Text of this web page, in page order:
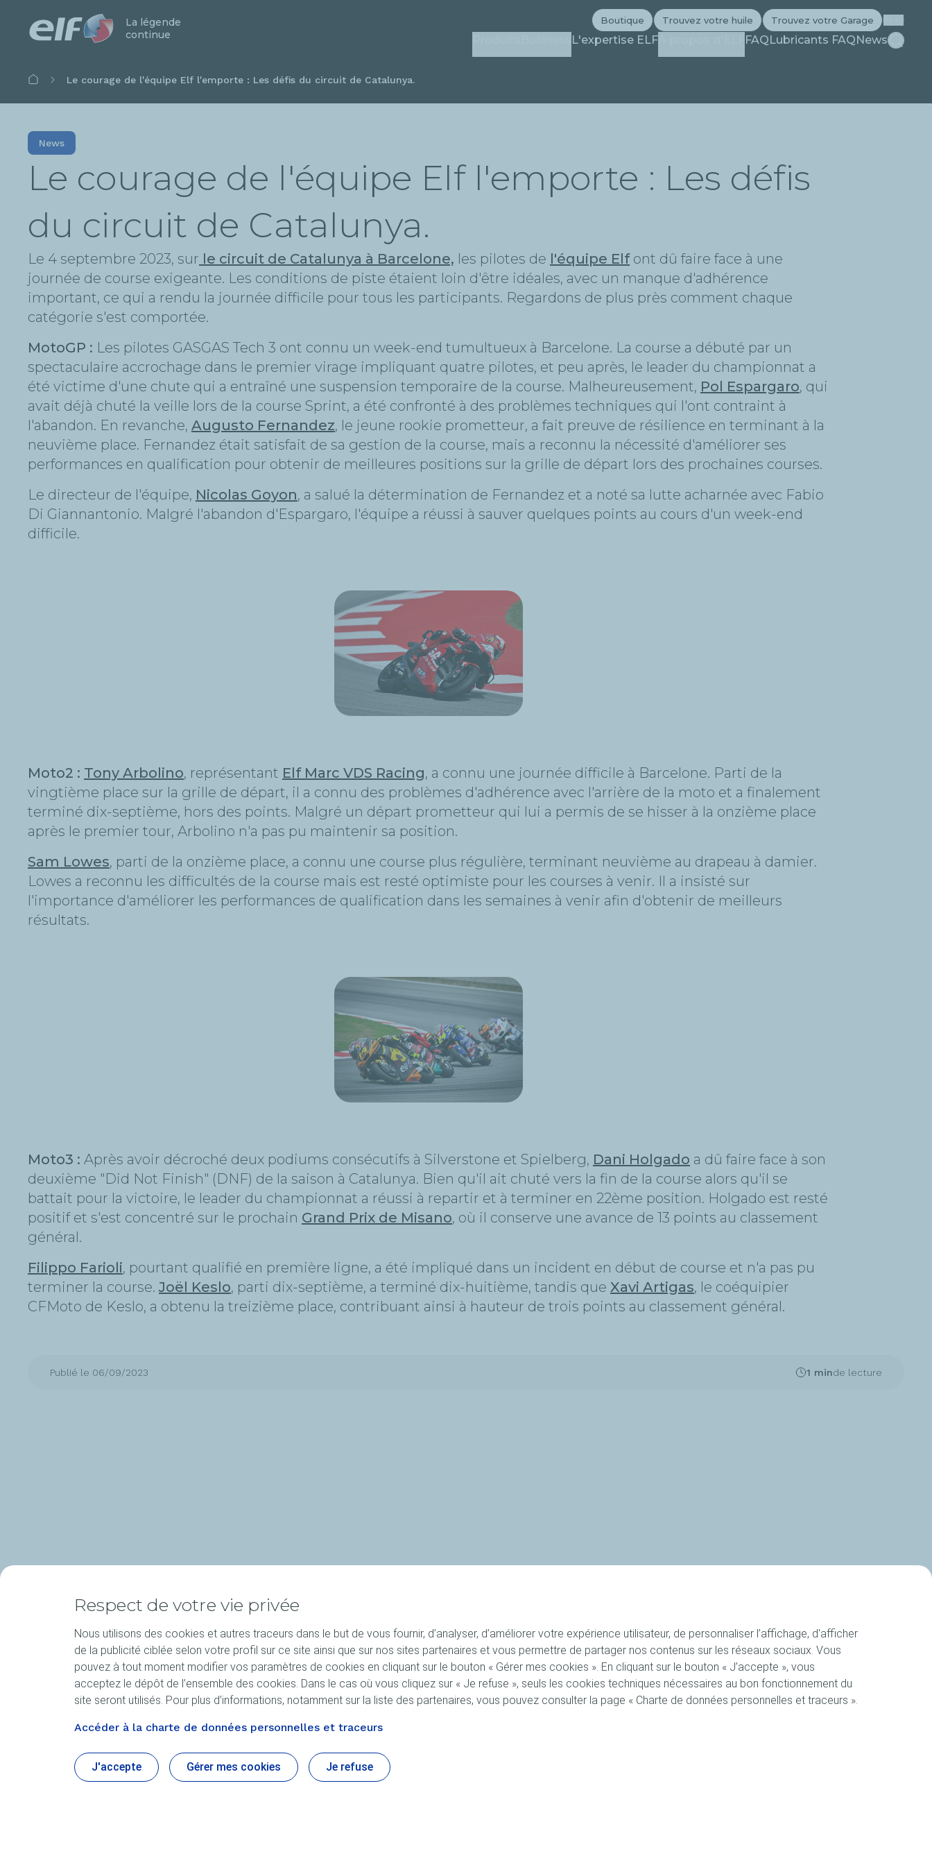
contenu
La légende
continue
L'expertise ELF FAQLubricants FAQNews
Boutique Trouvez votre huile Trouvez votre Garage
Fil
Le courage de l'équipe Elf l'emporte : Les défis du circuit de Catalunya.
News
Le courage de l'équipe Elf l'emporte : Les défis
du circuit de Catalunya.
Le 4 septembre 2023, sur le circuit de Catalunya à Barcelone, les pilotes de l'équipe Elfont dû faire face à une
journée de course exigeante. Les conditions de piste étaient loin d'être idéales, avec un manque d'adhérence
important, ce qui a rendu la journée difficile pour tous les participants. Regardons de plus près comment chaque
catégorie s'est comportée.
MotoGP : Les pilotes GASGAS Tech 3 ont connu un week-end tumultueux à Barcelone. La course a débuté par un
spectaculaire accrochage dans le premier virage impliquant quatre pilotes, et peu après, le leader du championnat a
été victime d'une chute qui a entraîné une suspension temporaire de la course. Malheureusement, Pol Espargaro, qui
avait déjà chuté la veille lors de la course Sprint, a été confronté à des problèmes techniques qui l'ont contraint à
l'abandon. En revanche, Augusto Fernandez, le jeune rookie prometteur, a fait preuve de résilience en terminant à la
neuvième place. Fernandez était satisfait de sa gestion de la course, mais a reconnu la nécessité d'améliorer ses
performances en qualification pour obtenir de meilleures positions sur la grille de départ lors des prochaines courses.
Le directeur de l'équipe, Nicolas Goyon, a salué la détermination de Fernandez et a noté sa lutte acharnée avec Fabio
Di Giannantonio. Malgré l'abandon d'Espargaro, l'équipe a réussi à sauver quelques points au cours d'un week-end
difficile.
Moto2 : Tony Arbolino, représentant Elf Marc VDS Racing, a connu une journée difficile à Barcelone. Parti de la
vingtième place sur la grille de départ, il a connu des problèmes d'adhérence avec l'arrière de la moto et a finalement
terminé dix-septième, hors des points. Malgré un départ prometteur qui lui a permis de se hisser à la onzième place
après le premier tour, Arbolino n'a pas pu maintenir sa position.
Sam Lowes, parti de la onzième place, a connu une course plus régulière, terminant neuvième au drapeau à damier.
Lowes a reconnu les difficultés de la course mais est resté optimiste pour les courses à venir. Il a insisté sur
l'importance d'améliorer les performances de qualification dans les semaines à venir afin d'obtenir de meilleurs
résultats.
Moto3 : Après avoir décroché deux podiums consécutifs à Silverstone et Spielberg, Dani Holgado a dû faire face à son
deuxième "Did Not Finish" (DNF) de la saison à Catalunya. Bien qu'il ait chuté vers la fin de la course alors qu'il se
battait pour la victoire, le leader du championnat a réussi à repartir et à terminer en 22ème position. Holgado est resté
positif et s'est concentré sur le prochain Grand Prix de Misano, où il conserve une avance de 13 points au classement
général.
Filippo Farioli, pourtant qualifié en première ligne, a été impliqué dans un incident en début de course et n'a pas pu
terminer la course. Joël Keslo, parti dix-septième, a terminé dix-huitième, tandis que Xavi Artigas, le coéquipier
CFMoto de Keslo, a obtenu la treizième place, contribuant ainsi à hauteur de trois points au classement général.
Publié le 06/09/2023 1 minde lecture
Respect de votre vie privée
Nous utilisons des cookies et autres traceurs dans le but de vous fournir, d’analyser, d’améliorer votre expérience utilisateur, de personnaliser l’affichage, d'afficher
de la publicité ciblée selon votre profil sur ce site ainsi que sur nos sites partenaires et vous permettre de partager nos contenus sur les réseaux sociaux. Vous
pouvez à tout moment modifier vos paramètres de cookies en cliquant sur le bouton « Gérer mes cookies ». En cliquant sur le bouton « J’accepte », vous
acceptez le dépôt de l’ensemble des cookies. Dans le cas où vous cliquez sur « Je refuse », seuls les cookies techniques nécessaires au bon fonctionnement du
site seront utilisés. Pour plus d’informations, notamment sur la liste des partenaires, vous pouvez consulter la page « Charte de données personnelles et traceurs ».
Accéder à la charte de données personnelles et traceurs
J'accepte Gérer mes cookies Je refuse